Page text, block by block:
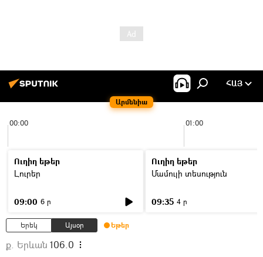
Արմենիա
ՀԱՅ
00:00 01:00
Ուղիղ եթեր
Լուրեր
09:00 6 ր
Ուղիղ եթեր
Մամուլի տեսություն
09:35 4 ր
Երեկ Այսօր Եթեր
ք. Երևան 106.0